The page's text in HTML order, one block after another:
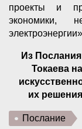
проекты и
экономики,
Из
Токаева
их
Послание